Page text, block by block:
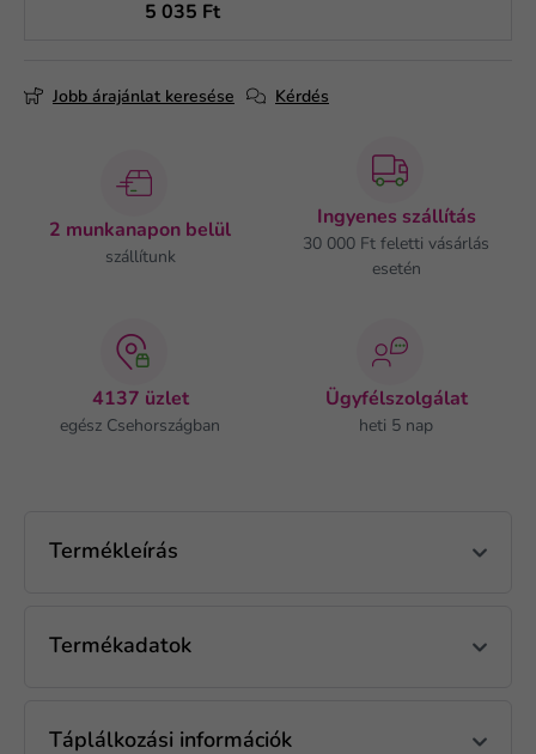
5 035 Ft
Jobb árajánlat keresése Kérdés
2 munkanapon belül
szállítunk
Ingyenes szállítás
30 000 Ft feletti vásárlás
esetén
4137 üzlet
egész Csehországban
Ügyfélszolgálat
heti 5 nap
Termékleírás
Termékadatok
Táplálkozási információk